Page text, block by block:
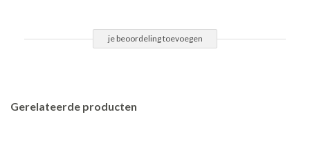
je beoordeling toevoegen
Gerelateerde producten